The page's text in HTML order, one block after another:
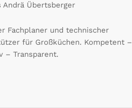
Andrä Übertsberger
Fachplaner und technischer
für Großküchen. Kompetent –
– Transparent.